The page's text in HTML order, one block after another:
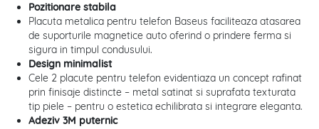
Pozitionare stabila
Placuta metalica pentru telefon Baseus faciliteaza atasarea
de suporturile magnetice auto oferind o prindere ferma si
sigura in timpul condusului.
Design minimalist
Cele 2 placute pentru telefon evidentiaza un concept rafinat
prin finisaje distincte – metal satinat si suprafata texturata
tip piele – pentru o estetica echilibrata si integrare eleganta.
Adeziv 3M puternic